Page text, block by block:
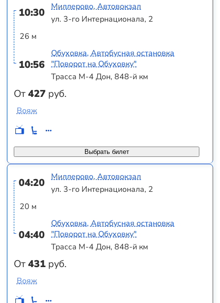
10:30
26 м
10:56
От427 руб.
Миллерово, Автовокзал
ул. 3-го Интернационала, 2
Обуховка, Автобусная остановка
"Поворот на Обуховку"
Трасса М-4 Дон, 848-й км
Выбрать билет
Вояж
04:20
20 м
04:40
От431 руб.
Миллерово, Автовокзал
ул. 3-го Интернационала, 2
Обуховка, Автобусная остановка
"Поворот на Обуховку"
Трасса М-4 Дон, 848-й км
Вояж